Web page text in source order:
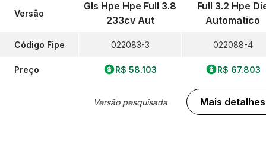
Versão
Código Fipe
Preço
Gls Hpe Hpe Full 3.8
233cv Aut
022083-3
R$ 58.103
Versão pesquisada
Full 3.2 Hpe
Automatico
022088-4
R$ 67.803
Mais detalhes